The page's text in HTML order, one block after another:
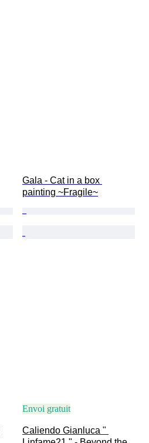
Gala - Cat in a box
painting ~Fragile~
Envoi gratuit
Caliendo Gianluca "